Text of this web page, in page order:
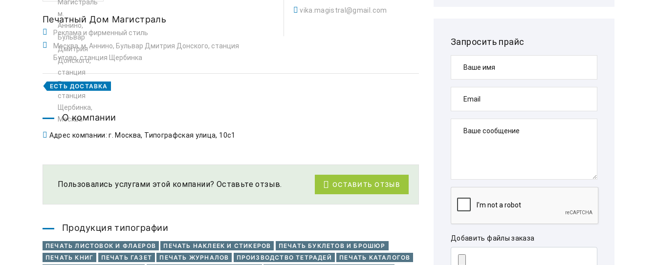
Печатный Дом Магистраль
Реклама и фирменный стиль
Москва, м. Аннино, Бульвар Дмитрия Донского, станция
Бутово, станция Щербинка
vika.magistral@gmail.com
ЕСТЬ ДОСТАВКА
О компании
Адрес компании: г. Москва, Типографская улица, 10с1
Пользовались услугами этой компании? Оставьте отзыв. ОСТАВИТЬ ОТЗЫВ
Продукция типографии
ПЕЧАТЬ ЛИСТОВОК И ФЛАЕРОВ ПЕЧАТЬ НАКЛЕЕК И СТИКЕРОВ
ПЕЧАТЬ БУКЛЕТОВ И БРОШЮР
ПЕЧАТЬ КНИГ
ПЕЧАТЬ ГАЗЕТ ПЕЧАТЬ ЖУРНАЛОВ ПРОИЗВОДСТВО ТЕТРАДЕЙ
ПЕЧАТЬ КАТАЛОГОВ
Запросить прайс
Ваше имя
Email
Ваше сообщение
Добавить файлы заказа